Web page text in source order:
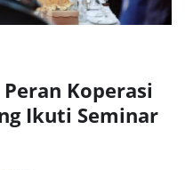
Koperasi
Ikuti Seminar